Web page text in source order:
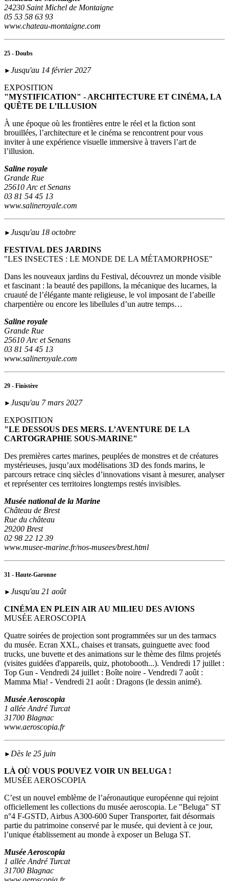
24230 Saint Michel de Montaigne
05 53 58 63 93
www.chateau-montaigne.com
25 - Doubs
► Jusqu'au 14 février 2027
EXPOSITION
"MYSTIFICATION" - ARCHITECTURE ET CINÉMA, LA
QUÊTE DE L’ILLUSION
À une époque où les frontières entre le réel et la fiction sont
brouillées, l’architecture et le cinéma se rencontrent pour vous
inviter à une expérience visuelle immersive à travers l’art de
l’illusion.
Saline royale
Grande Rue
25610 Arc et Senans
03 81 54 45 13
www.salineroyale.com
► Jusqu'au 18 octobre
FESTIVAL DES JARDINS
"LES INSECTES : LE MONDE DE LA MÉTAMORPHOSE"
Dans les nouveaux jardins du Festival, découvrez un monde visible
et fascinant : la beauté des papillons, la mécanique des lucarnes, la
cruauté de l’élégante mante religieuse, le vol imposant de l’abeille
charpentière ou encore les libellules d’un autre temps…
Saline royale
Grande Rue
25610 Arc et Senans
03 81 54 45 13
www.salineroyale.com
29 - Finistère
► Jusqu'au 7 mars 2027
EXPOSITION
"LE DESSOUS DES MERS. L’AVENTURE DE LA
CARTOGRAPHIE SOUS-MARINE"
Des premières cartes marines, peuplées de monstres et de créatures
mystérieuses, jusqu’aux modélisations 3D des fonds marins, le
parcours retrace cinq siècles d’innovations visant à mesurer, analyser
et représenter ces territoires longtemps restés invisibles.
Musée national de la Marine
Château de Brest
Rue du château
29200 Brest
02 98 22 12 39
www.musee-marine.fr/nos-musees/brest.html
31 - Haute-Garonne
► Jusqu'au 21 août
CINÉMA EN PLEIN AIR AU MILIEU DES AVIONS
MUSÉE AEROSCOPIA
Quatre soirées de projection sont programmées sur un des tarmacs
du musée. Ecran XXL, chaises et transats, guinguette avec food
trucks, une buvette et des animations sur le thème des films projetés
(visites guidées d'appareils, quiz, photobooth...). Vendredi 17 juillet :
Top Gun - Vendredi 24 juillet : Boîte noire - Vendredi 7 août :
Mamma Mia! - Vendredi 21 août : Dragons (le dessin animé).
Musée Aeroscopia
1 allée André Turcat
31700 Blagnac
www.aeroscopia.fr
► Dès le 25 juin
LÀ OÙ VOUS POUVEZ VOIR UN BELUGA !
MUSÉE AEROSCOPIA
C’est un nouvel emblème de l’aéronautique européenne qui rejoint
officiellement les collections du musée aeroscopia. Le "Beluga" ST
n°4 F-GSTD, Airbus A300-600 Super Transporter, fait désormais
partie du patrimoine conservé par le musée, qui devient à ce jour,
l’unique établissement au monde à exposer un Beluga ST.
Musée Aeroscopia
1 allée André Turcat
31700 Blagnac